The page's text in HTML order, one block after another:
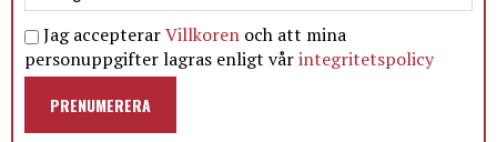
Jag accepterarVillkoren och att mina
personuppgifter lagras enligt vårintegritetspolicy
PRENUMERERA